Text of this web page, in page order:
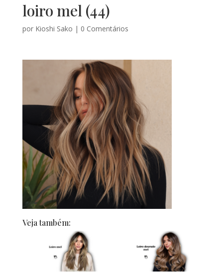
loiro mel (44)
por Kioshi Sako | 0 Comentários
Veja também: